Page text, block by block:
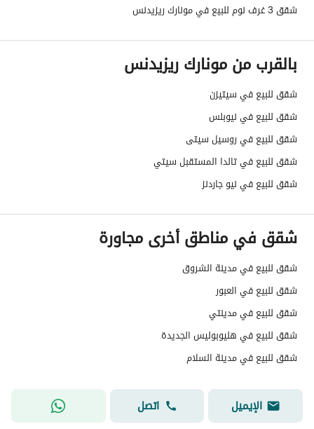
شقق 3 غرف نوم للبيع في مونارك ريزيدنس
بالقرب من مونارك ريزيدنس
شقق للبيع في سيتيزن
شقق للبيع في نيوبلس
شقق للبيع في روسيل سيتى
شقق للبيع في تالدا المستقبل سيتي
شقق للبيع في نيو جاردنز
شقق في مناطق أخرى مجاورة
شقق للبيع في مدينة الشروق
شقق للبيع في العبور
شقق للبيع في مدينتي
شقق للبيع في هليوبوليس الجديدة
شقق للبيع في مدينة السلام
Yara Essam
الإيميل اتصل